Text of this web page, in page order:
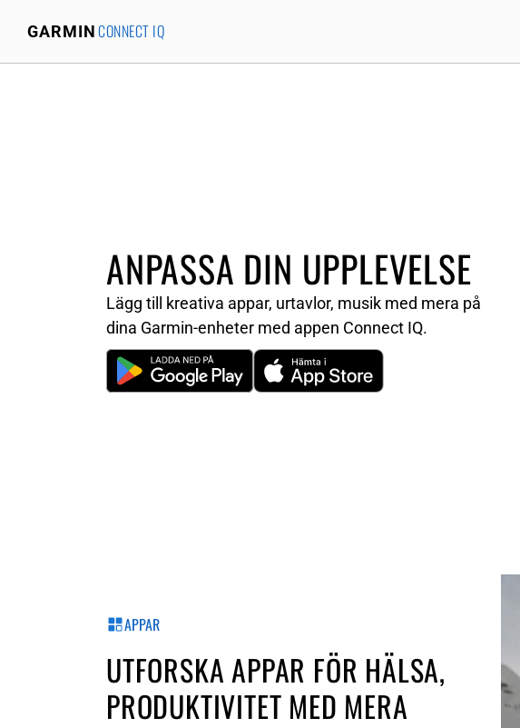
GARMINCONNECT IQ
ANPASSA DIN UPPLEVELSE
Lägg till kreativa appar, urtavlor, musik med mera på
dina Garmin-enheter med appen Connect IQ.
APPAR
UTFORSKA APPAR FÖR HÄLSA,
PRODUKTIVITET MED MERA